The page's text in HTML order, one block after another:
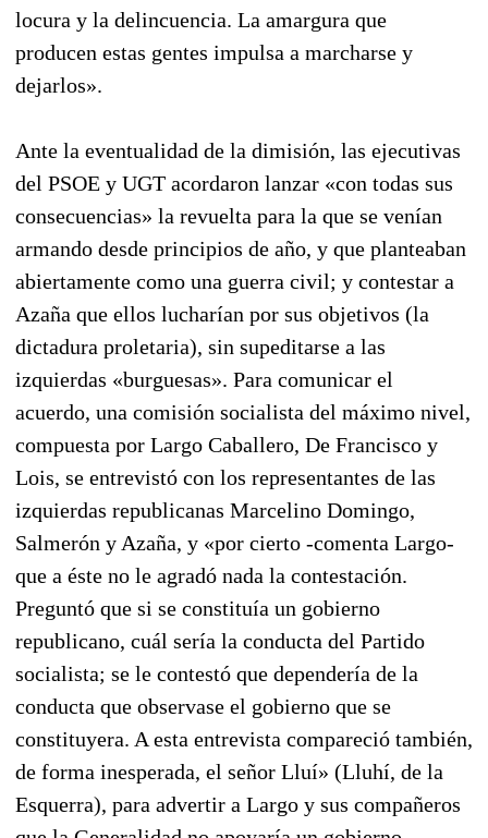
locura y la delincuencia. La amargura que
producen estas gentes impulsa a marcharse y
dejarlos».
Ante la eventualidad de la dimisión, las ejecutivas
del PSOE y UGT acordaron lanzar «con todas sus
consecuencias» la revuelta para la que se venían
armando desde principios de año, y que planteaban
abiertamente como una guerra civil; y contestar a
Azaña que ellos lucharían por sus objetivos (la
dictadura proletaria), sin supeditarse a las
izquierdas «burguesas». Para comunicar el
acuerdo, una comisión socialista del máximo nivel,
compuesta por Largo Caballero, De Francisco y
Lois, se entrevistó con los representantes de las
izquierdas republicanas Marcelino Domingo,
Salmerón y Azaña, y «por cierto -comenta Largo-
que a éste no le agradó nada la contestación.
Preguntó que si se constituía un gobierno
republicano, cuál sería la conducta del Partido
socialista; se le contestó que dependería de la
conducta que observase el gobierno que se
constituyera. A esta entrevista compareció también,
de forma inesperada, el señor Lluí» (Lluhí, de la
Esquerra), para advertir a Largo y sus compañeros